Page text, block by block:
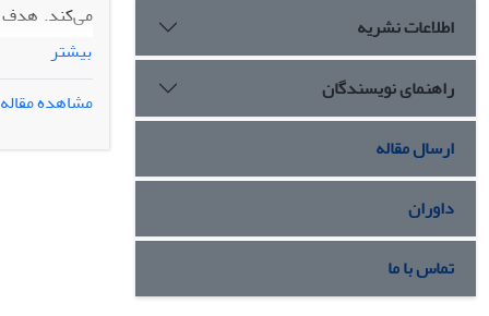
می‌کند. هدف
سخت
بیشتر
مشاهده مقاله
اطلاعات نشریه
راهنمای نویسندگان
ارسال مقاله
داوران
تماس با ما